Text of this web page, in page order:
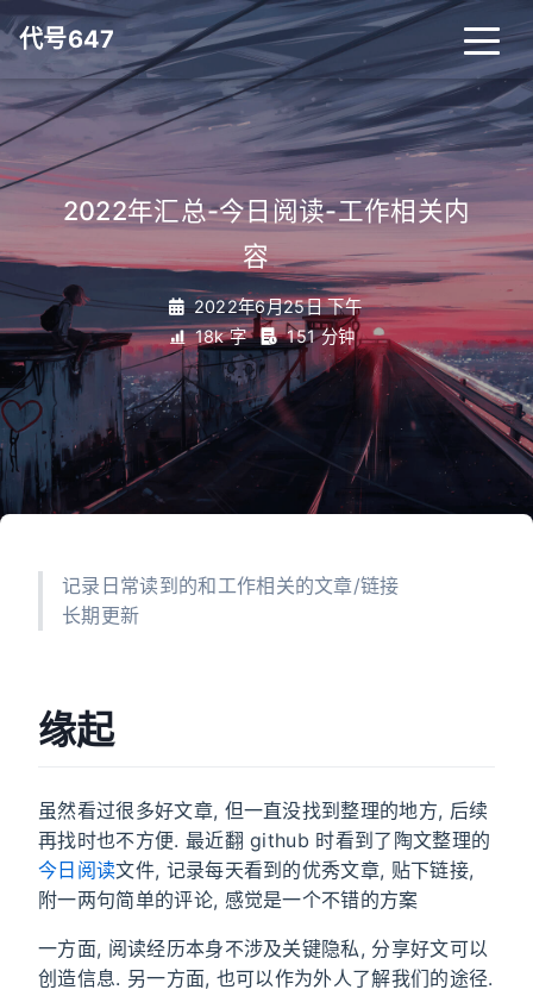
代号647
2022年汇总-今日阅读-工作相关内
容_
2022年6月25日 下午
18k 字
151 分钟
记录日常读到的和工作相关的文章/链接
长期更新
缘起
虽然看过很多好文章, 但一直没找到整理的地方, 后续
再找时也不方便. 最近翻 github 时看到了陶文整理的
今日阅读文件, 记录每天看到的优秀文章, 贴下链接,
附一两句简单的评论, 感觉是一个不错的方案
一方面, 阅读经历本身不涉及关键隐私, 分享好文可以
创造信息. 另一方面, 也可以作为外人了解我们的途径.